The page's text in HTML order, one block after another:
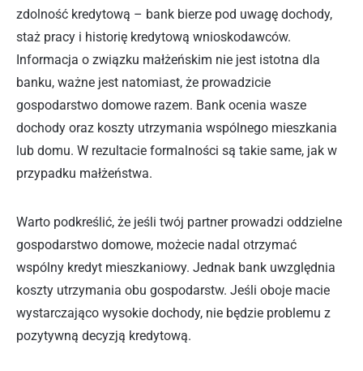
zdolność kredytową – bank bierze pod uwagę dochody,
staż pracy i historię kredytową wnioskodawców.
Informacja o związku małżeńskim nie jest istotna dla
banku, ważne jest natomiast, że prowadzicie
gospodarstwo domowe razem. Bank ocenia wasze
dochody oraz koszty utrzymania wspólnego mieszkania
lub domu. W rezultacie formalności są takie same, jak w
przypadku małżeństwa.
Warto podkreślić, że jeśli twój partner prowadzi oddzielne
gospodarstwo domowe, możecie nadal otrzymać
wspólny kredyt mieszkaniowy. Jednak bank uwzględnia
koszty utrzymania obu gospodarstw. Jeśli oboje macie
wystarczająco wysokie dochody, nie będzie problemu z
pozytywną decyzją kredytową.